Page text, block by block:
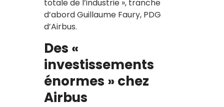
totale de l’industrie », tranche
d’abord Guillaume Faury, PDG
d’Airbus.
Des «
investissements
énormes » chez
Airbus